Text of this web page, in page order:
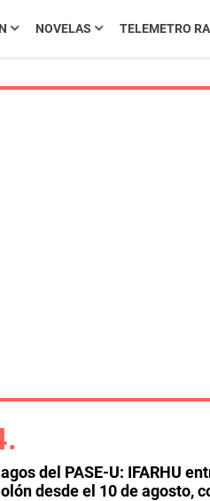
NOVELAS TELEMETRO
del PASE-U: IFARHU
desde el 10 de agosto,